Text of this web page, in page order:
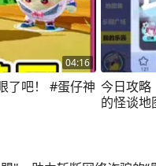
04:16
了吧！ #蛋仔神 今日攻略
的怪谈地